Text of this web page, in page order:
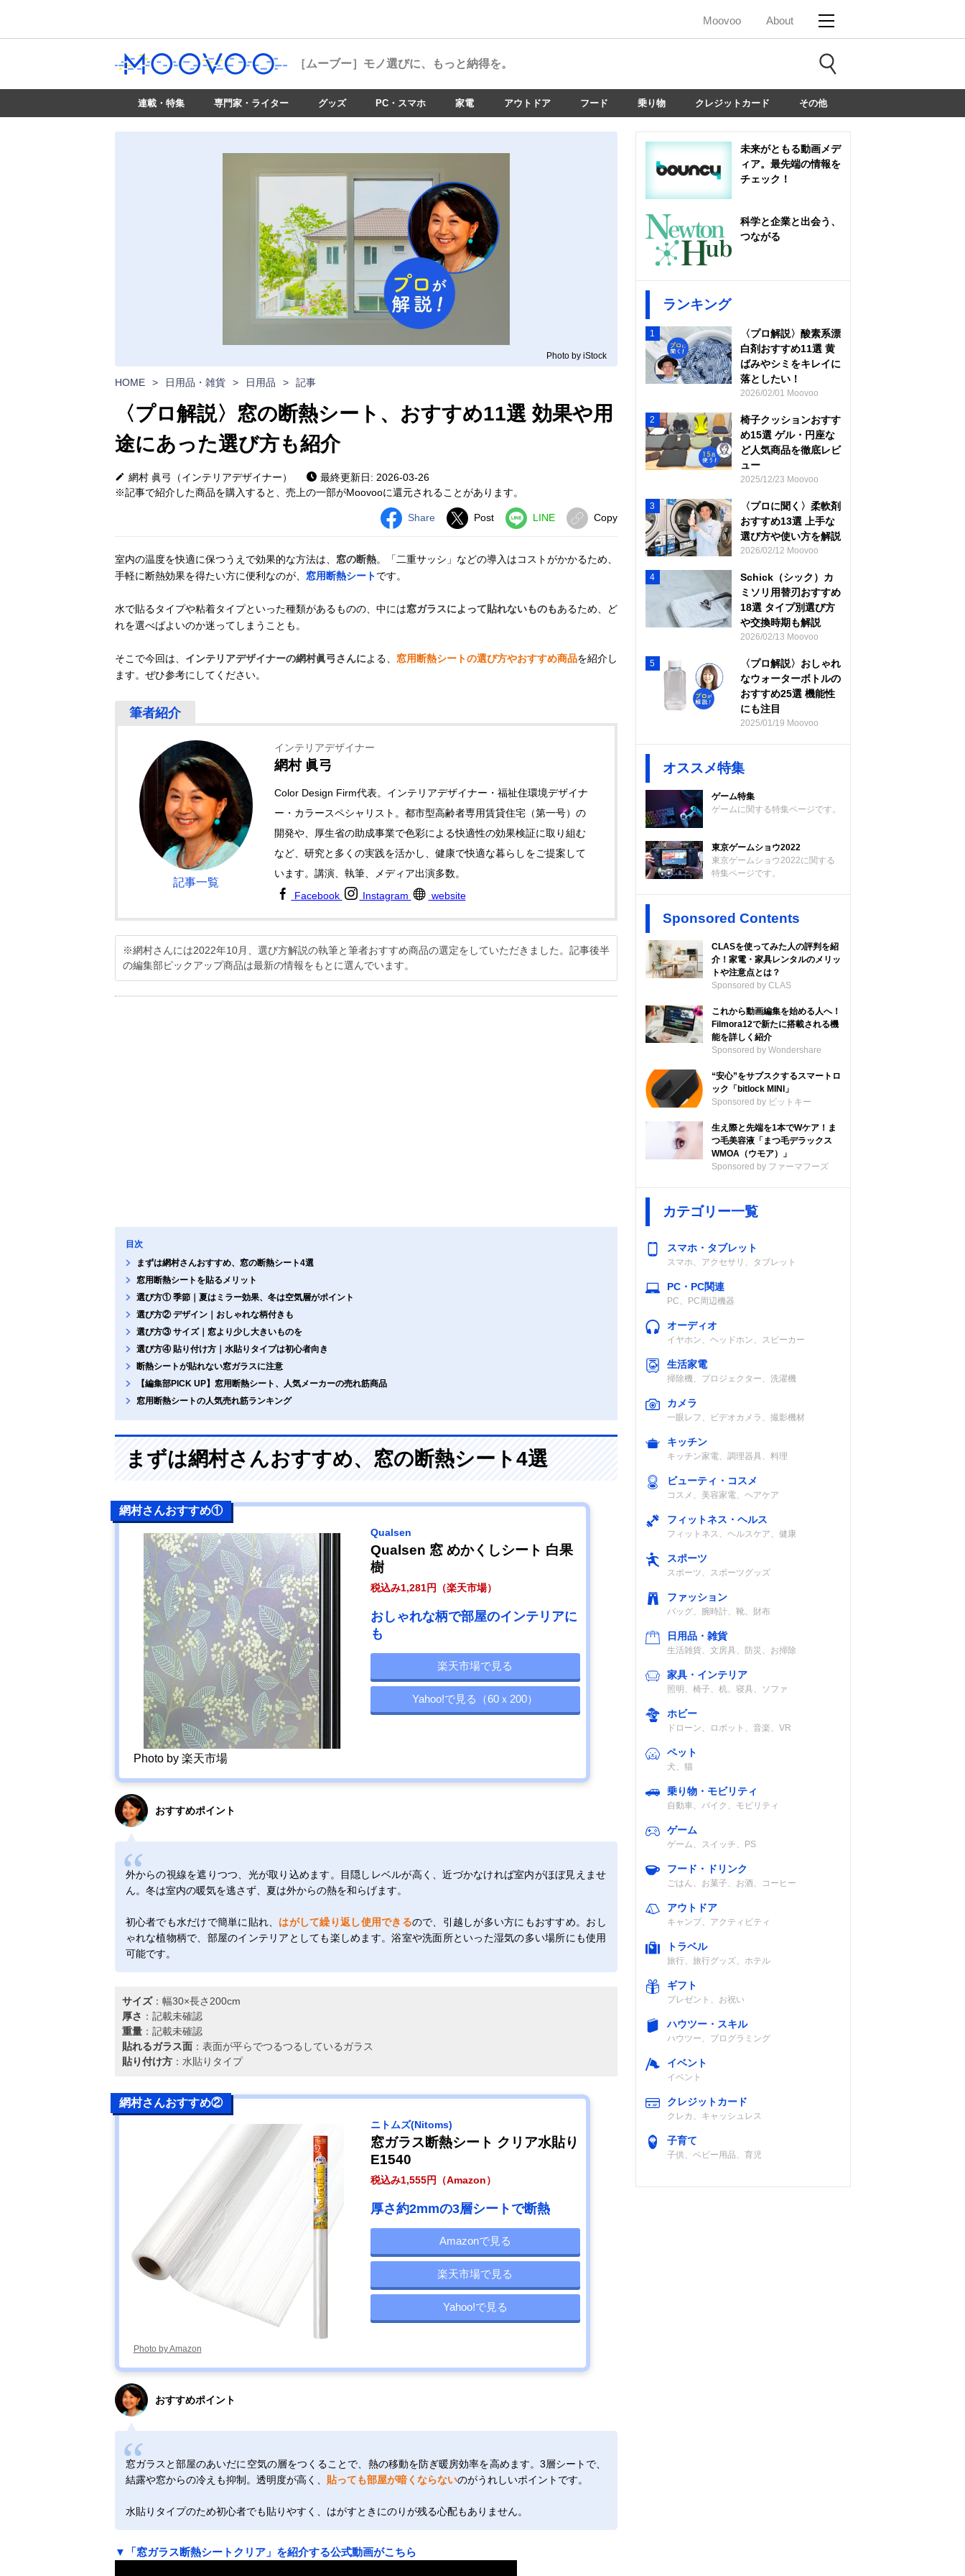
Moovoo About
［ムーブー］ モノ選びに、もっと納得を。
連載・特集 専門家・ライター グッズ PC・スマホ 家電 アウトドア フード 乗り物 クレジットカード その他
Photo by iStock
HOME > 日用品・雑貨 > 日用品 > 記事
〈プロ解説〉窓の断熱シート、おすすめ11選 効果や用
途にあった選び方も紹介
網村 眞弓（インテリアデザイナー）
最終更新日: 2026-03-26
※記事で紹介した商品を購入すると、売上の一部がMoovooに還元されることがあります。
Share Post LINE Copy
室内の温度を快適に保つうえで効果的な方法は、 窓の断熱。「二重サッシ」などの導入はコストがかかるため、
手軽に断熱効果を得たい方に便利なのが、 窓用断熱シートです。
水で貼るタイプや粘着タイプといった種類があるものの、中には窓ガラスによって貼れないものもあるため、ど
れを選べばよいのか迷ってしまうことも。
そこで今回は、 インテリアデザイナーの網村眞弓さんによる、 窓用断熱シートの選び方やおすすめ商品を紹介し
ます。ぜひ参考にしてください。
記事一覧
インテリアデザイナー
網村 眞弓
Color Design Firm代表。インテリアデザイナー・福祉住環境デザイナ
ー・カラースペシャリスト。都市型高齢者専用賃貸住宅（第一号）の
開発や、厚生省の助成事業で色彩による快適性の効果検証に取り組む
など、研究と多くの実践を活かし、健康で快適な暮らしをご提案して
います。講演、執筆、メディア出演多数。
Facebook
Instagram website
※網村さんには2022年10月、選び方解説の執筆と筆者おすすめ商品の選定をしていただきました。記事後半
の編集部ピックアップ商品は最新の情報をもとに選んでいます。
目次
まずは網村さんおすすめ、窓の断熱シート4選
窓用断熱シートを貼るメリット
選び方① 季節｜夏はミラー効果、冬は空気層がポイント
選び方② デザイン｜おしゃれな柄付きも
選び方③ サイズ｜窓より少し大きいものを
選び方④ 貼り付け方｜水貼りタイプは初心者向き
断熱シートが貼れない窓ガラスに注意
【編集部PICK UP】窓用断熱シート、人気メーカーの売れ筋商品
窓用断熱シートの人気売れ筋ランキング
まずは網村さんおすすめ、窓の断熱シート4選
網村さんおすすめ①
Photo by 楽天市場
Qualsen
Qualsen 窓 めかくしシート 白果
樹
税込み1,281円（楽天市場）
おしゃれな柄で部屋のインテリアに
も
楽天市場で見る
Yahoo!で見る（60ｘ200）
おすすめポイント
外からの視線を遮りつつ、光が取り込めます。目隠しレベルが高く、近づかなければ室内がほぼ見えませ
ん。冬は室内の暖気を逃さず、夏は外からの熱を和らげます。
初心者でも水だけで簡単に貼れ、 はがして繰り返し使用できるので、引越しが多い方にもおすすめ。おし
ゃれな植物柄で、部屋のインテリアとしても楽しめます。浴室や洗面所といった湿気の多い場所にも使用
可能です。
サイズ：幅30×長さ200cm
厚さ ：記載未確認
重量：記載未確認
貼れるガラス面：表面が平らでつるつるしているガラス
貼り付け方：水貼りタイプ
網村さんおすすめ②
Photo by Amazon
ニトムズ(Nitoms)
窓ガラス断熱シート クリア水貼り
E1540
税込み1,555円（Amazon）
厚さ約2mmの3層シートで断熱
Amazonで見る
楽天市場で見る
Yahoo!で見る
おすすめポイント
窓ガラスと部屋のあいだに空気の層をつくることで、熱の移動を防ぎ暖房効率を高めます。3層シートで、
結露や窓からの冷えも抑制。透明度が高く、 貼っても部屋が暗くならないのがうれしいポイントです。
水貼りタイプのため初心者でも貼りやすく、はがすときにのりが残る心配もありません。
▼「窓ガラス断熱シートクリア」を紹介する公式動画がこちら
未来がともる動画メデ
ィア。最先端の情報を
チェック！
科学と企業と出会う、
つながる
ランキング
1
〈プロ解説〉酸素系漂
白剤おすすめ11選 黄
ばみやシミをキレイに
落としたい！
2026/02/01 Moovoo
2
椅子クッションおすす
め15選 ゲル・円座な
ど人気商品を徹底レビ
ュー
2025/12/23 Moovoo
3
〈プロに聞く〉柔軟剤
おすすめ13選 上手な
選び方や使い方を解説
2026/02/12 Moovoo
4
Schick（シック）カ
ミソリ用替刃おすすめ
18選 タイプ別選び方
や交換時期も解説
2026/02/13 Moovoo
5
〈プロ解説〉おしゃれ
なウォーターボトルの
おすすめ25選 機能性
にも注目
2025/01/19 Moovoo
オススメ特集
ゲーム特集
ゲームに関する特集ページです。
東京ゲームショウ2022
東京ゲームショウ2022に関する
特集ページです。
Sponsored Contents
CLASを使ってみた人の評判を紹
介！家電・家具レンタルのメリッ
トや注意点とは？
Sponsored by CLAS
これから動画編集を始める人へ！
Filmora12で新たに搭載される機
能を詳しく紹介
Sponsored by Wondershare
“安心”をサブスクするスマートロ
ック「bitlock MINI」
Sponsored by ビットキー
生え際と先端を1本でWケア！ま
つ毛美容液「まつ毛デラックス
WMOA（ウモア）」
Sponsored by ファーマフーズ
カテゴリー一覧
スマホ・タブレット
スマホ、アクセサリ、タブレット
PC・PC関連
PC、PC周辺機器
オーディオ
イヤホン、ヘッドホン、スピーカー
生活家電
掃除機、プロジェクター、洗濯機
カメラ
一眼レフ、ビデオカメラ、撮影機材
キッチン
キッチン家電、調理器具、料理
ビューティ・コスメ
コスメ、美容家電、ヘアケア
フィットネス・ヘルス
フィットネス、ヘルスケア、健康
スポーツ
スポーツ、スポーツグッズ
ファッション
バッグ、腕時計、靴、財布
日用品・雑貨
生活雑貨、文房具、防災、お掃除
家具・インテリア
照明、椅子、机、寝具、ソファ
ホビー
ドローン、ロボット、音楽、VR
ペット
犬、猫
乗り物・モビリティ
自動車、バイク、モビリティ
ゲーム
ゲーム、スイッチ、PS
フード・ドリンク
ごはん、お菓子、お酒、コーヒー
アウトドア
キャンプ、アクティビティ
トラベル
旅行、旅行グッズ、ホテル
ギフト
プレゼント、お祝い
ハウツー・スキル
ハウツー、プログラミング
イベント
イベント
クレジットカード
クレカ、キャッシュレス
子育て
子供、ベビー用品、育児